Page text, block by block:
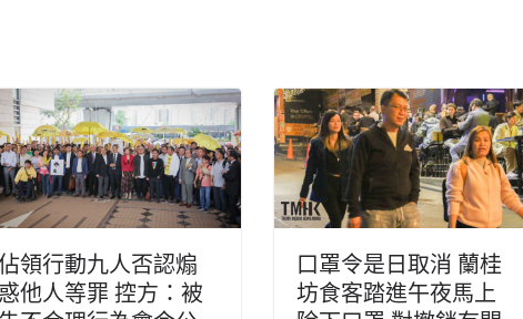
領行動九人否認煽
惑他人等罪 控方：被
口罩令是日取消 蘭桂
坊食客踏進午夜馬上